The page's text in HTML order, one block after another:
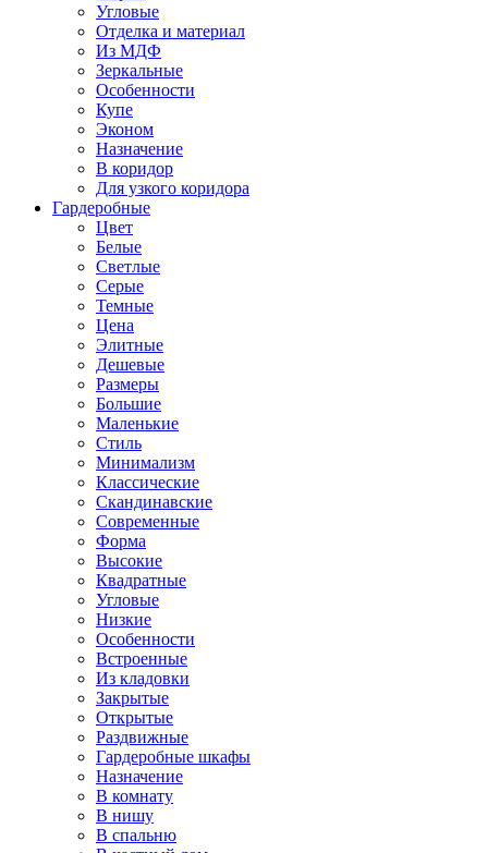
Угловые
Отделка и материал
Из МДФ
Зеркальные
Особенности
Купе
Эконом
Назначение
В коридор
Для узкого коридора
Гардеробные
Цвет
Белые
Светлые
Серые
Темные
Цена
Элитные
Дешевые
Размеры
Большие
Маленькие
Стиль
Минимализм
Классические
Скандинавские
Современные
Форма
Высокие
Квадратные
Угловые
Низкие
Особенности
Встроенные
Из кладовки
Закрытые
Открытые
Раздвижные
Гардеробные шкафы
Назначение
В комнату
В нишу
В спальню